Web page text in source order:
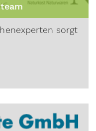
sorgt